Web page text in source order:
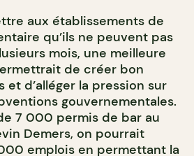
aux établissements de
qu’ils ne peuvent pas
mois, une meilleure
de créer bon
et d’alléger la pression sur
gouvernementales.
7 000 permis de bar au
Demers, on pourrait
emplois en permettant la